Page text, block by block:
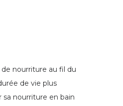
nourriture au fil du
de vie plus
nourriture en bain